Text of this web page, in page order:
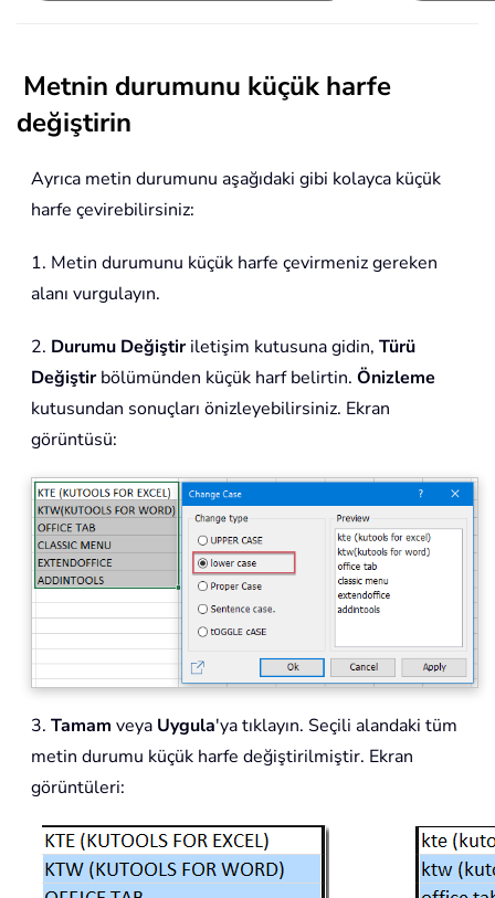
Metnin durumunu küçük harfe
değiştirin
Ayrıca metin durumunu aşağıdaki gibi kolayca küçük
harfe çevirebilirsiniz:
1. Metin durumunu küçük harfe çevirmeniz gereken
alanı vurgulayın.
2. Durumu Değiştiriletişim kutusuna gidin, Türü
Değiştirbölümünden küçük harf belirtin. Önizleme
kutusundan sonuçları önizleyebilirsiniz. Ekran
görüntüsü:
3. Tamam veya Uygula'ya tıklayın. Seçili alandaki tüm
metin durumu küçük harfe değiştirilmiştir. Ekran
görüntüleri: